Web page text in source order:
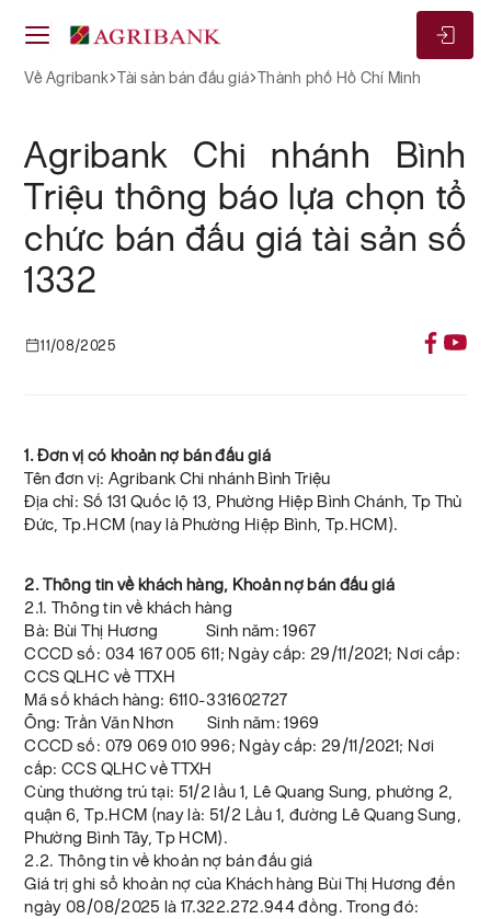
Về Agribank Tài sản bán đấu giá Thành phố Hồ Chí Minh
Agribank Chi nhánh Bình
Triệu thông báo lựa chọn tổ
chức bán đấu giá tài sản số
1332
11/08/2025
1. Đơn vị có khoản nợ bán đấu giá
Tên đơn vị: Agribank Chi nhánh Bình Triệu
Địa chỉ: Số 131 Quốc lộ 13, Phường Hiệp Bình Chánh, Tp Thủ
Đức, Tp.HCM (nay là Phường Hiệp Bình, Tp.HCM).
2. Thông tin về khách hàng, Khoản nợ bán đấu giá
2.1. Thông tin về khách hàng
Bà: Bùi Thị Hương Sinh năm: 1967
CCCD số: 034 167 005 611; Ngày cấp: 29/11/2021; Nơi cấp:
CCS QLHC về TTXH
Mã số khách hàng: 6110-331602727
Ông: Trần Văn Nhơn Sinh năm: 1969
CCCD số: 079 069 010 996; Ngày cấp: 29/11/2021; Nơi
cấp: CCS QLHC về TTXH
Cùng thường trú tại: 51/2 lầu 1, Lê Quang Sung, phường 2,
quận 6, Tp.HCM (nay là: 51/2 Lầu 1, đường Lê Quang Sung,
Phường Bình Tây, Tp HCM).
2.2. Thông tin về khoản nợ bán đấu giá
Giá trị ghi sổ khoản nợ của Khách hàng Bùi Thị Hương đến
ngày 08/08/2025 là 17.322.272.944 đồng. Trong đó: